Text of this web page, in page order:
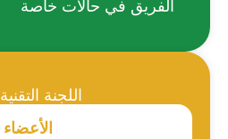
الفريق في حالات خاصة
اللجنة التقنية TC
الأعضاء